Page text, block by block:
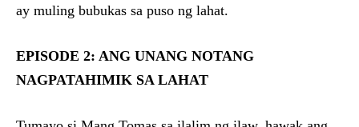
ay muling bubukas sa puso ng lahat.
EPISODE 2: ANG UNANG NOTANG
NAGPATAHIMIK SA LAHAT